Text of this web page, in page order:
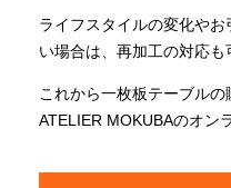
ライフスタイルの変化や
い場合は、再加工の対応も
これから一枚板テーブル
ATELIER MOKUBAのオン